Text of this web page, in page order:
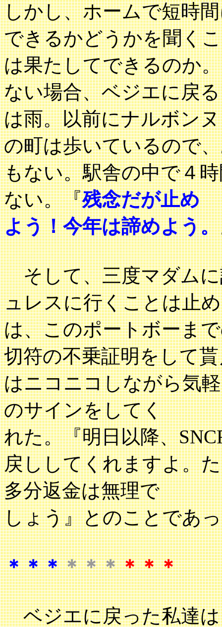
しかし、ホームで短時
できるかどうかを聞く
は果たしてできるのか
ない場合、ベジエに戻
は雨。以前にナルボンヌ
の町は歩いているので
もない。駅舎の中で４
ない。『残念だが止め
よう！今年は諦めよう。
そして、三度マダムに
ュレスに行くことは止
は、このポートボーま
切符の不乗証明をして
はニコニコしながら気
のサインをしてく
れた。『明日以降、
戻ししてくれますよ。
多分返金は無理で
しょう』とのことであ
＊＊＊＊＊＊＊＊＊
ベジエに戻った私達は